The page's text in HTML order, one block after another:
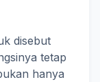
disebut
tetap
hanya